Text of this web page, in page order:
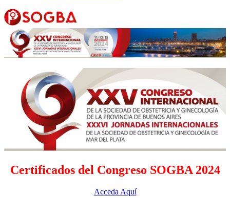
Certificados del Congreso SOGBA 2024
Acceda Aquí